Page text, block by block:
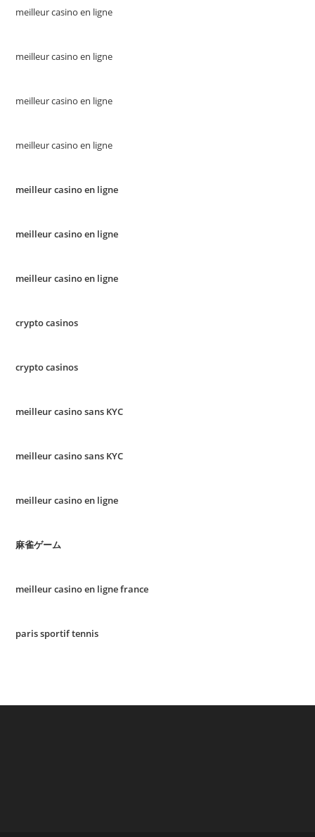
meilleur casino en ligne
meilleur casino en ligne
meilleur casino en ligne
meilleur casino en ligne
meilleur casino en ligne
meilleur casino en ligne
meilleur casino en ligne
crypto casinos
crypto casinos
meilleur casino sans KYC
meilleur casino sans KYC
meilleur casino en ligne
麻雀ゲーム
meilleur casino en ligne france
paris sportif tennis